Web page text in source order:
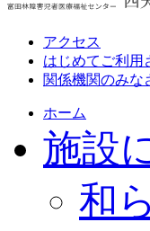
アクセス
はじめてご利用
関係機関のみな
ホーム
施設
和